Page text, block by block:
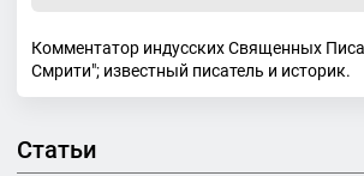
Комментатор индусских Священных
Смрити"; известный писатель и историк.
Статьи